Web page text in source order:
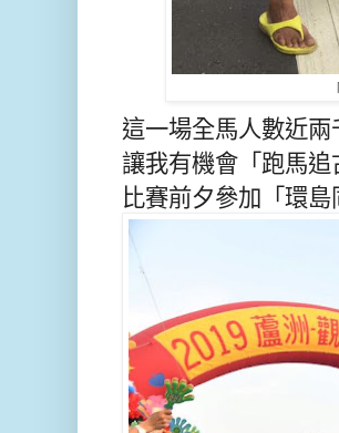
這一場全馬人數近
讓我有機會「跑馬
比賽前夕參加「環